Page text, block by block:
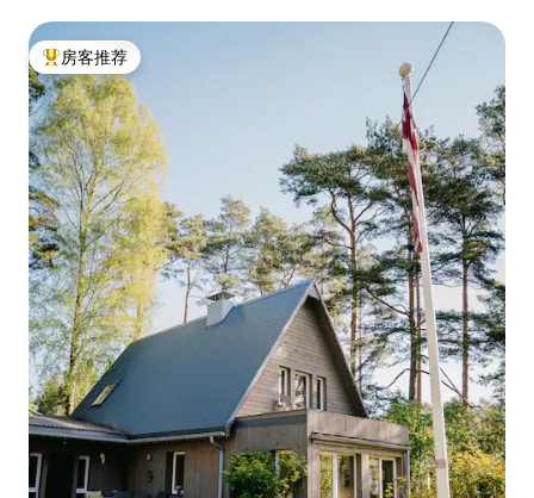
热门「房客推荐」
房客推荐